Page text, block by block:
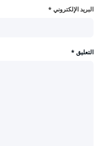
البريد الإلكتروني *
التعليق *